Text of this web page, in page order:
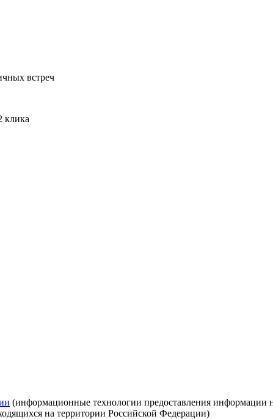
встреч
клика
(информационные технологии предоставления информации
на территории Российской Федерации)